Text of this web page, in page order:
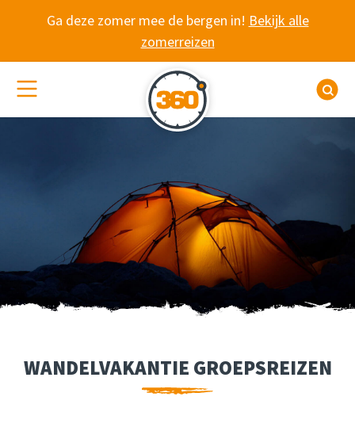
Ga deze zomer mee de bergen in! Bekijk alle
zomerreizen
(De)activeer site navigatie
WANDELVAKANTIE
WANDELVAKANTIE GROEPSREIZEN